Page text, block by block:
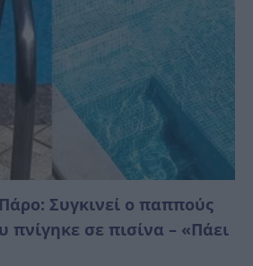
Συγκινεί ο παππούς
πνίγηκε σε πισίνα – «Πάει